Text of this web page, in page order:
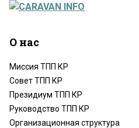
О нас
Миссия ТПП КР
Совет ТПП КР
Президиум ТПП КР
Руководство ТПП КР
Организационная структура